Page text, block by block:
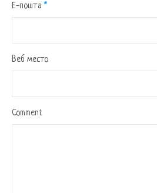
Е-пошта *
Веб место
Comment